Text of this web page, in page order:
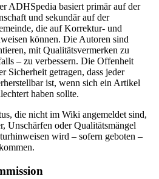
ADHSpedia basiert primär auf der
und sekundär auf der
die auf Korrektur- und
können. Die Autoren sind
mit Qualitätsvermerken zu
– zu verbessern. Die Offenheit
Sicherheit getragen, dass jeder
ist, wenn sich ein Artikel
haben sollte.
die nicht im Wiki angemeldet sind,
Unschärfen oder Qualitätsmängel
wird – sofern geboten –